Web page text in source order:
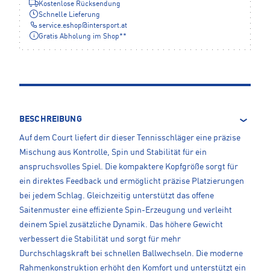
Kostenlose Rücksendung
Schnelle Lieferung
service.eshop@ intersport.at
Gratis Abholung im Shop**
BESCHREIBUNG
Auf dem Court liefert dir dieser Tennisschläger eine präzise
Mischung aus Kontrolle, Spin und Stabilität für ein
anspruchsvolles Spiel. Die kompaktere Kopfgröße sorgt für
ein direktes Feedback und ermöglicht präzise Platzierungen
bei jedem Schlag. Gleichzeitig unterstützt das offene
Saitenmuster eine effiziente Spin-Erzeugung und verleiht
deinem Spiel zusätzliche Dynamik. Das höhere Gewicht
verbessert die Stabilität und sorgt für mehr
Durchschlagskraft bei schnellen Ballwechseln. Die moderne
Rahmenkonstruktion erhöht den Komfort und unterstützt ein